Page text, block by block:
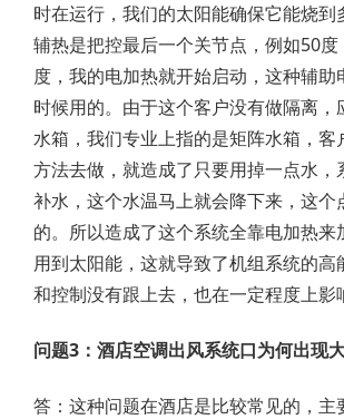
时在运行，我们的太阳能确保它能烧到
辅热是把控最后一个关节点，例如50
度，我的电加热就开始启动，这种辅助
时候用的。由于这个客户没有做隔离，
水箱，我们专业上指的是矩阵水箱，客
方法去做，就造成了只要用掉一点水，
补水，这个水温马上就会降下来，这个
的。所以造成了这个系统全靠电加热来
用到太阳能，这就导致了机组系统的高
和控制没有跟上去，也在一定程度上影
问题3：酒店空调出风系统口为何出现
答：这种问题在酒店是比较常见的，主